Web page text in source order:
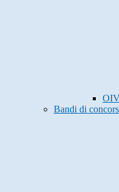
Bandi di